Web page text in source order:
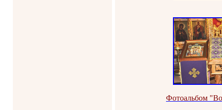
Фотоальбом